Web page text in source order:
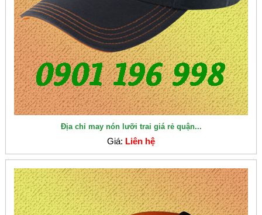
Địa chỉ may nón lưỡi trai giá rẻ quận...
Giá: Liên hệ